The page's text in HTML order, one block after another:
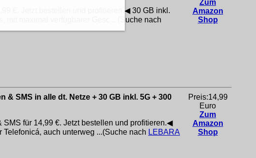
€. Jetzt bestellen und profitieren.◀ 30 GB inkl.
maximal verfügbarer Gesc ...(Suche nach
Zum
Amazon
Shop
SMS in alle dt. Netze + 30 GB inkl. 5G + 300
für 14,99 €. Jetzt bestellen und profitieren.◀
auch unterweg ...(Suche nach LEBARA
Preis:14,99
Euro
Zum
Amazon
Shop